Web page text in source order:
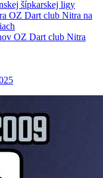
šípkarskej ligy
OZ Dart club Nitra na
OZ Dart club Nitra